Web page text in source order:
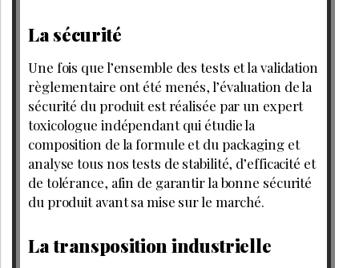
La sécurité
Une fois que l’ensemble des tests et la validation
règlementaire ont été menés, l’évaluation de la
sécurité du produit est réalisée par un expert
toxicologue indépendant qui étudie la
composition de la formule et du packaging et
analyse tous nos tests de stabilité, d’efficacité et
de tolérance, afin de garantir la bonne sécurité
du produit avant sa mise sur le marché.
La transposition industrielle